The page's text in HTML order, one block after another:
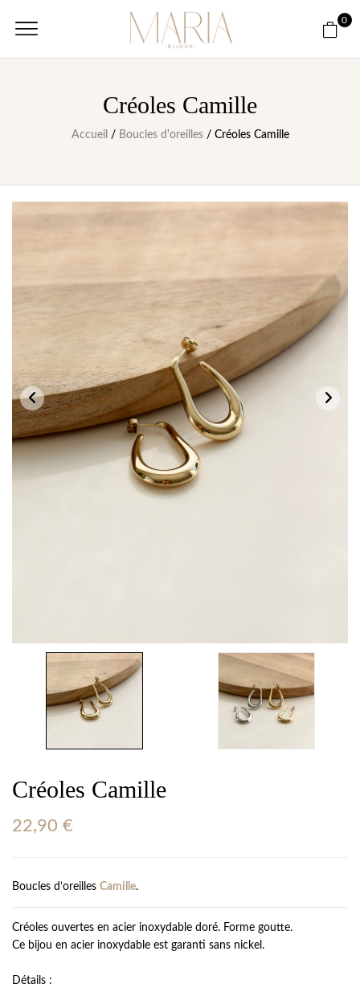
0
Créoles Camille
Accueil / Boucles d'oreilles/ Créoles Camille
Créoles Camille
22,90 €
Boucles d’oreilles Camille.
Créoles ouvertes en acier inoxydable doré. Forme goutte.
Ce bijou en acier inoxydable est garanti sans nickel.
Détails :